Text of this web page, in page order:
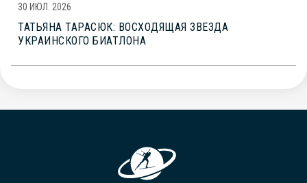
30 ИЮЛ. 2026
ТАТЬЯНА ТАРАСЮК: ВОСХОДЯЩАЯ ЗВЕЗДА
УКРАИНСКОГО БИАТЛОНА